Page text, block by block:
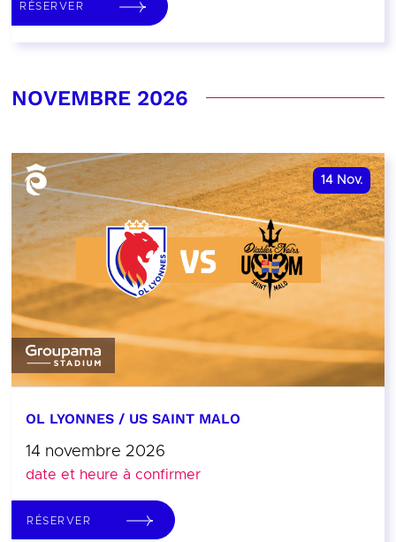
RÉSERVER
NOVEMBRE 2026
14 Nov.
OL LYONNES / US SAINT MALO
14 novembre 2026
date et heure à confirmer
RÉSERVER